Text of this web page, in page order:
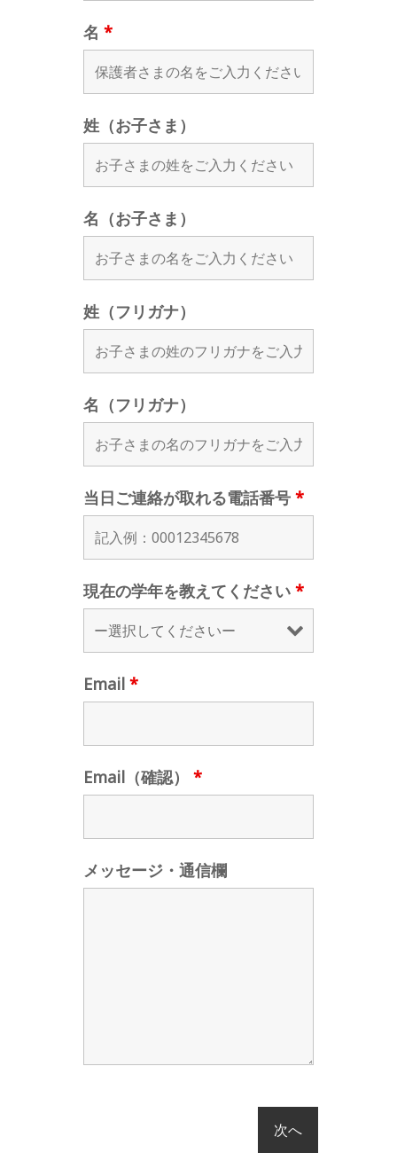
名 *
姓（お子さま）
名（お子さま）
姓（フリガナ）
名（フリガナ）
当日ご連絡が取れる電話番号 *
現在の学年を教えてください *
Email *
Email（確認） *
メッセージ・通信欄